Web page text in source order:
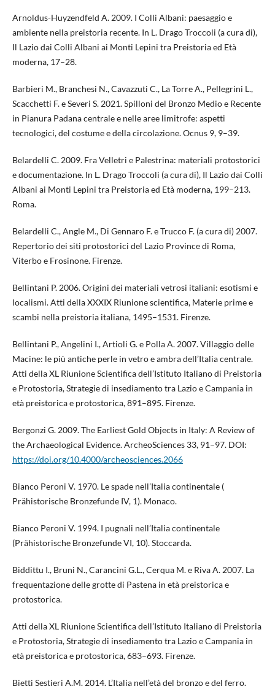
Arnoldus-Huyzendfeld A. 2009. I Colli Albani: paesaggio e
ambiente nella preistoria recente. In L. Drago Troccoli (a cura di),
Il Lazio dai Colli Albani ai Monti Lepini tra Preistoria ed Età
moderna, 17–28.
Barbieri M., Branchesi N., Cavazzuti C., La Torre A., Pellegrini L.,
Scacchetti F. e Severi S. 2021. Spilloni del Bronzo Medio e Recente
in Pianura Padana centrale e nelle aree limitrofe: aspetti
tecnologici, del costume e della circolazione. Ocnus 9, 9–39.
Belardelli C. 2009. Fra Velletri e Palestrina: materiali protostorici
e documentazione. In L. Drago Troccoli (a cura di), Il Lazio dai Colli
Albani ai Monti Lepini tra Preistoria ed Età moderna, 199–213.
Roma.
Belardelli C., Angle M., Di Gennaro F. e Trucco F. (a cura di) 2007.
Repertorio dei siti protostorici del Lazio Province di Roma,
Viterbo e Frosinone. Firenze.
Bellintani P. 2006. Origini dei materiali vetrosi italiani: esotismi e
localismi. Atti della XXXIX Riunione scientifica, Materie prime e
scambi nella preistoria italiana, 1495–1531. Firenze.
Bellintani P., Angelini I., Artioli G. e Polla A. 2007. Villaggio delle
Macine: le più antiche perle in vetro e ambra dell’Italia centrale.
Atti della XL Riunione Scientifica dell’Istituto Italiano di Preistoria
e Protostoria, Strategie di insediamento tra Lazio e Campania in
età preistorica e protostorica, 891–895. Firenze.
Bergonzi G. 2009. The Earliest Gold Objects in Italy: A Review of
the Archaeological Evidence. ArcheoSciences 33, 91–97. DOI:
https://doi.org/10.4000/archeosciences.2066
Bianco Peroni V. 1970. Le spade nell’Italia continentale (
Prähistorische Bronzefunde IV, 1). Monaco.
Bianco Peroni V. 1994. I pugnali nell’Italia continentale
(Prähistorische Bronzefunde VI, 10). Stoccarda.
Biddittu I., Bruni N., Carancini G.L., Cerqua M. e Riva A. 2007. La
frequentazione delle grotte di Pastena in età preistorica e
protostorica.
Atti della XL Riunione Scientifica dell’Istituto Italiano di Preistoria
e Protostoria, Strategie di insediamento tra Lazio e Campania in
età preistorica e protostorica, 683–693. Firenze.
Bietti Sestieri A.M. 2014. L’Italia nell’età del bronzo e del ferro.